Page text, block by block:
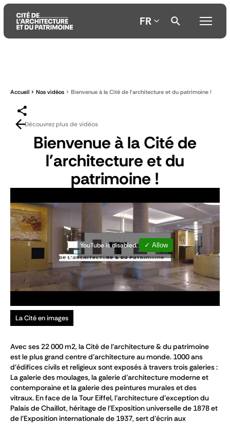
contenu
menu
FR
Accueil Nos vidéos Bienvenue à la Cité de l'architecture et du patrimoine !
Découvrez plus de vidéos
Bienvenue à la Cité de
l'architecture et du
patrimoine !
YouTube is disabled. ✓ Allow
La Cité en images
Avec ses 22 000 m2, la Cité de l'architecture & du patrimoine
est le plus grand centre d'architecture au monde. 1000 ans
d'édifices civils et religieux sont exposés à travers trois galeries :
La galerie des moulages, la galerie d'architecture moderne et
contemporaine et la galerie des peintures murales et des
vitraux. En face de la Tour Eiffel, l’architecture d’exception du
Palais de Chaillot, héritage de l'Exposition universelle de 1878 et
de l'Exposition internationale de 1937, sert d'écrin aux